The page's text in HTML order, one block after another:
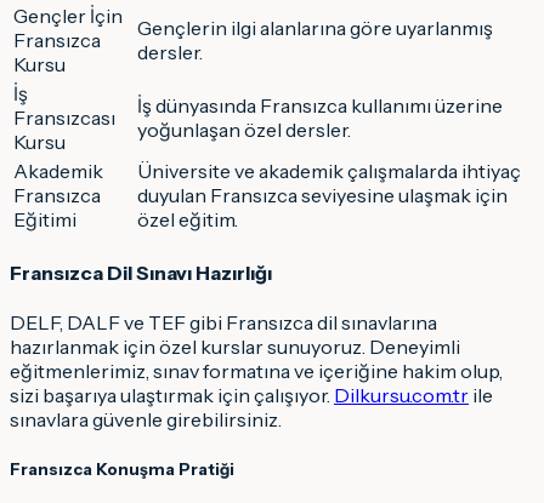
Gençler İçin
Fransızca
Kursu
Gençlerin ilgi alanlarına göre uyarlanmış
dersler.
İş
Fransızcası
Kursu
İş dünyasında Fransızca kullanımı üzerine
yoğunlaşan özel dersler.
Akademik
Fransızca
Eğitimi
Üniversite ve akademik çalışmalarda ihtiyaç
duyulan Fransızca seviyesine ulaşmak için
özel eğitim.
Fransızca Dil Sınavı Hazırlığı
DELF, DALF ve TEF gibi Fransızca dil sınavlarına
hazırlanmak için özel kurslar sunuyoruz. Deneyimli
eğitmenlerimiz, sınav formatına ve içeriğine hakim olup,
sizi başarıya ulaştırmak için çalışıyor. Dilkursu.com.tr ile
sınavlara güvenle girebilirsiniz.
Fransızca Konuşma Pratiği